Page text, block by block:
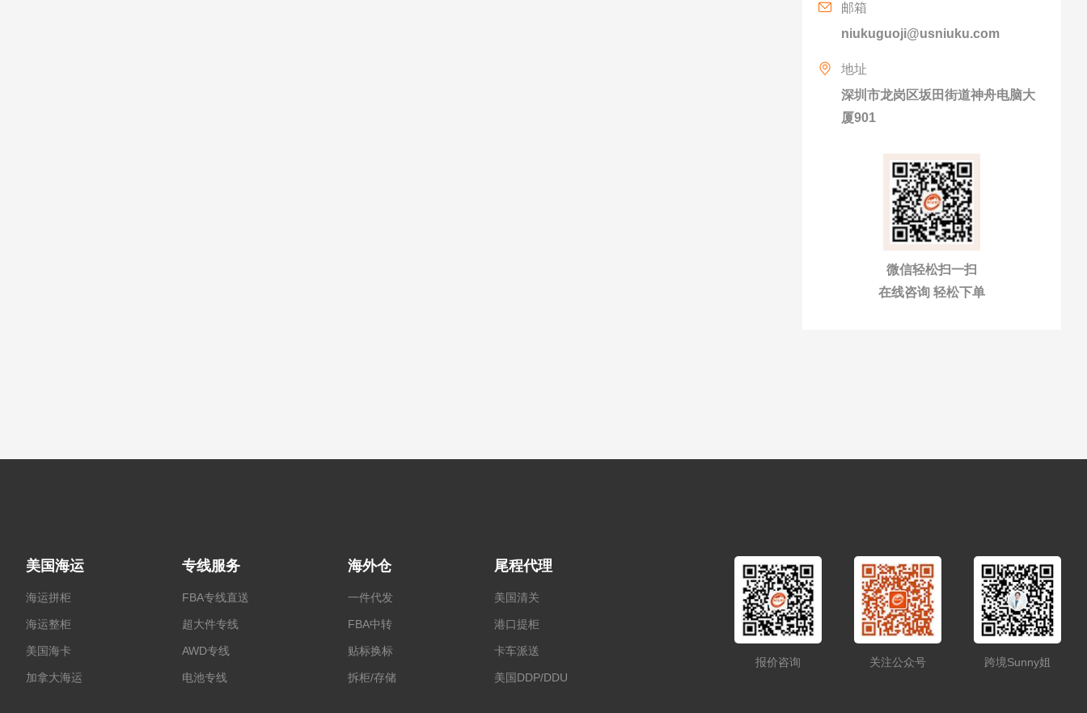
邮箱
niukuguoji@usniuku.com
地址
深圳市龙岗区坂田街道神舟电脑大
厦901
微信轻松扫一扫
在线咨询 轻松下单
美国海运
海运拼柜
海运整柜
美国海卡
加拿大海运
专线服务
FBA专线直送
超大件专线
AWD专线
电池专线
海外仓
一件代发
FBA中转
贴标换标
拆柜/存储
尾程代理
美国清关
港口提柜
卡车派送
美国DDP/DDU
报价咨询 关注公众号 跨境Sunny姐